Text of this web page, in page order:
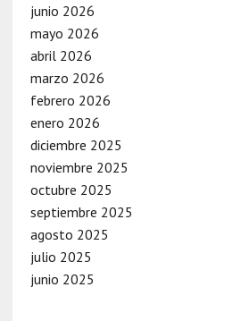
junio 2026
mayo 2026
abril 2026
marzo 2026
febrero 2026
enero 2026
diciembre 2025
noviembre 2025
octubre 2025
septiembre 2025
agosto 2025
julio 2025
junio 2025